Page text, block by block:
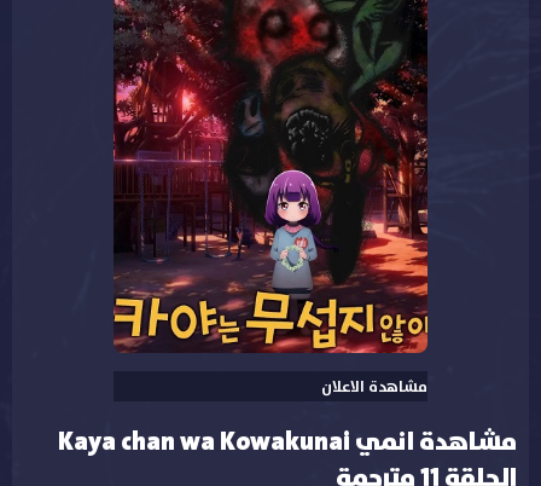
مشاهدة الاعلان
مشاهدة انمي Kaya chan wa Kowakunai